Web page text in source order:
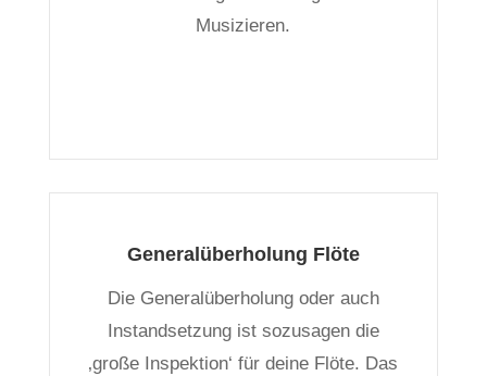
Musizieren.
Generalüberholung Flöte
Die Generalüberholung oder auch
Instandsetzung ist sozusagen die
‚große Inspektion‘ für deine Flöte. Das